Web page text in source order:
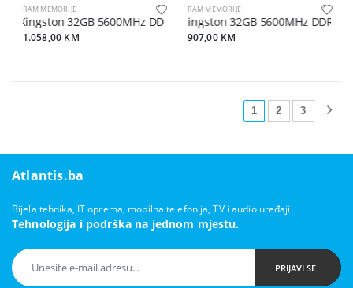
RAM MEMORIJE
Kingston 32GB 5600MHz DDR5;Fury Beast; EXPO;
1.058,00 KM
RAM MEMORIJE
Kingston 32GB 5600MHz
907,00 KM
1 2 3
Atlantis.ba
Bijela tehnika, IT oprema, mobilna telefonija, TV i audio uređaji.
Tehnologija i podrška na jednom mjestu.
PRIJAVI SE